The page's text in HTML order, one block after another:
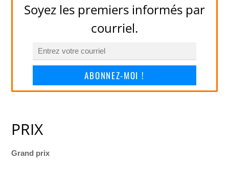
Soyez les premiers informés par
courriel.
ABONNEZ-MOI !
PRIX
Grand prix